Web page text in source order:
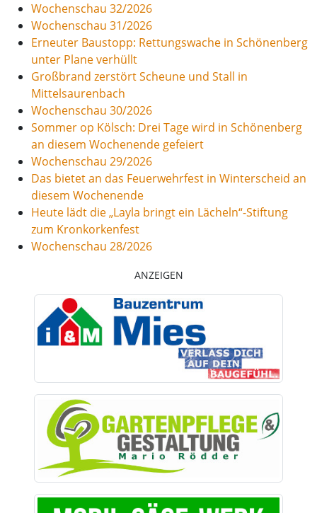
Wochenschau 32/2026
Wochenschau 31/2026
Erneuter Baustopp: Rettungswache in Schönenberg
unter Plane verhüllt
Großbrand zerstört Scheune und Stall in
Mittelsaurenbach
Wochenschau 30/2026
Sommer op Kölsch: Drei Tage wird in Schönenberg
an diesem Wochenende gefeiert
Wochenschau 29/2026
Das bietet an das Feuerwehrfest in Winterscheid an
diesem Wochenende
Heute lädt die „Layla bringt ein Lächeln“-Stiftung
zum Kronkorkenfest
Wochenschau 28/2026
ANZEIGEN